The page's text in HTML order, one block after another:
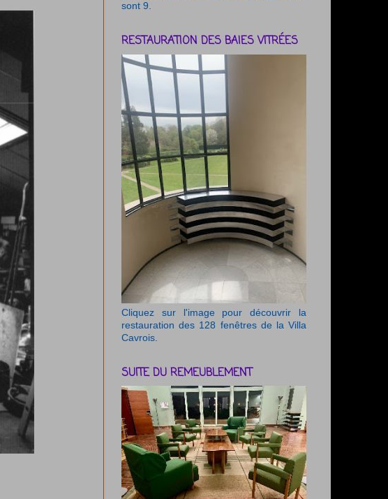
sont 9.
RESTAURATION DES BAIES VITRÉES
Cliquez sur l'image pour découvrir la
restauration des 128 fenêtres de la Villa
Cavrois.
SUITE DU REMEUBLEMENT